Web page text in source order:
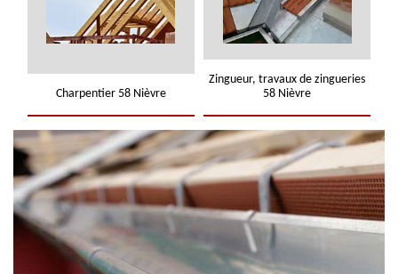
Charpentier 58 Nièvre
Zingueur, travaux de zingueries
58 Nièvre